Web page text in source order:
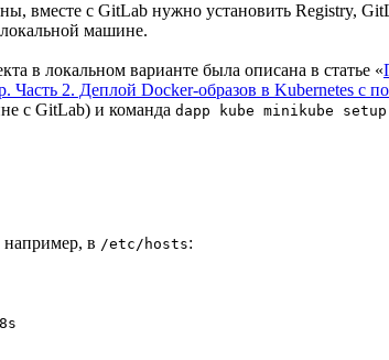
с GitLab нужно установить Registry,
локальной машине.
в локальном варианте была описана в статье «
Часть 2. Деплой Docker-образов в Kubernetes с
с GitLab) и команда dapp kube minikube setup
например, в /etc/hosts: